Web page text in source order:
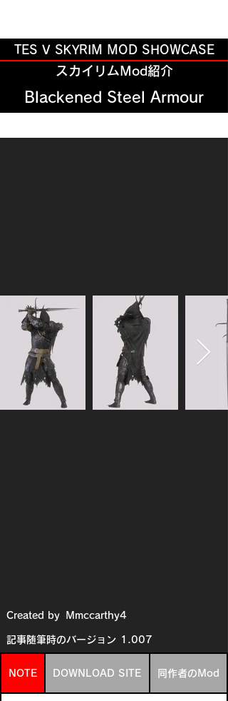
TES V SKYRIM MOD SHOWCASE
スカイリムMod紹介
Blackened Steel Armour
Created by Mmccarthy4
記事随筆時のバージョン 1.007
NOTE DOWNLOAD SITE 同作者のMod